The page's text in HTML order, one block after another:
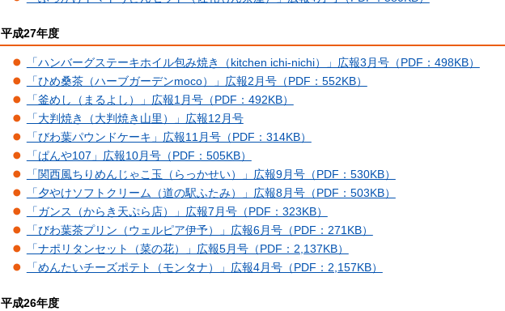
平成27年度
「ハンバーグステーキホイル包み焼き（kitchen ichi-nichi）」広報3月号（PDF：498KB）
「ひめ桑茶（ハーブガーデンmoco）」広報2月号（PDF：552KB）
「釜めし（まるよし）」広報1月号（PDF：492KB）
「大判焼き（大判焼き山里）」広報12月号
「びわ葉パウンドケーキ」広報11月号（PDF：314KB）
「ぱんや107」広報10月号（PDF：505KB）
「関西風ちりめんじゃこ玉（らっかせい）」広報9月号（PDF：530KB）
「夕やけソフトクリーム（道の駅ふたみ）」広報8月号（PDF：503KB）
「ガンス（からき天ぷら店）」広報7月号（PDF：323KB）
「びわ葉茶プリン（ウェルピア伊予）」広報6月号（PDF：271KB）
「ナポリタンセット（菜の花）」広報5月号（PDF：2,137KB）
「めんたいチーズポテト（モンタナ）」広報4月号（PDF：2,157KB）
平成26年度